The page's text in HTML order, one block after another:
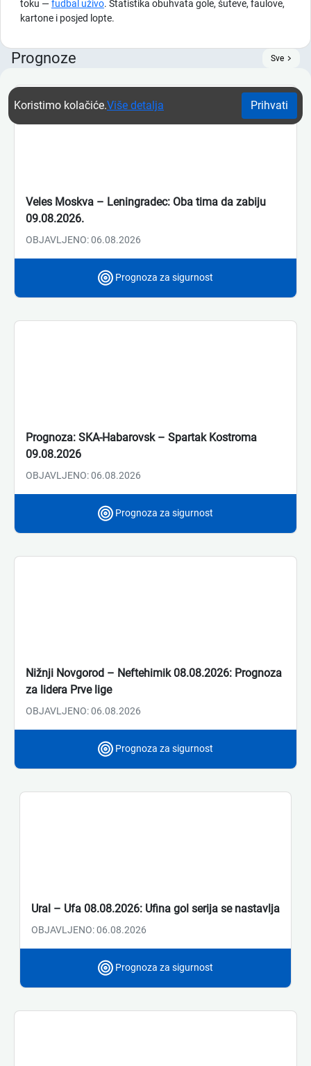
toku —fudbal uživo. Statistika obuhvata gole, šuteve, faulove,
kartone i posjed lopte.
Prognoze Sve
Veles Moskva – Leningradec: Oba tima da zabiju
09.08.2026.
OBJAVLJENO: 06.08.2026
Prognoza za sigurnost
Prognoza: SKA-Habarovsk – Spartak Kostroma
09.08.2026
OBJAVLJENO: 06.08.2026
Prognoza za sigurnost
Nižnji Novgorod – Neftehimik 08.08.2026: Prognoza
za lidera Prve lige
OBJAVLJENO: 06.08.2026
Prognoza za sigurnost
Ural – Ufa 08.08.2026: Ufina gol serija se nastavlja
OBJAVLJENO: 06.08.2026
Prognoza za sigurnost
Koristimo kolačiće.Više detalja Prihvati